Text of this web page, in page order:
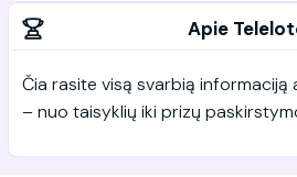
Apie
Čia rasite visą svarbią informaciją
– nuo taisyklių iki prizų